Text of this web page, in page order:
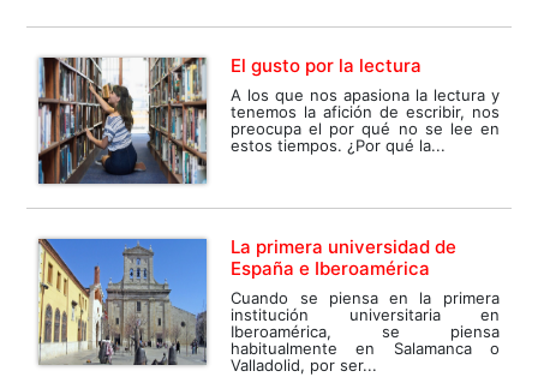
El gusto por la lectura
A los que nos apasiona la lectura y
tenemos la afición de escribir, nos
preocupa el por qué no se lee en
estos tiempos. ¿Por qué la...
La primera universidad de
España e Iberoamérica
Cuando se piensa en la primera
institución universitaria en
Iberoamérica, se piensa
habitualmente en Salamanca o
Valladolid, por ser...